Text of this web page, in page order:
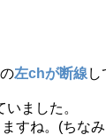
の左chが断線 し
ました。
すね。(ちな